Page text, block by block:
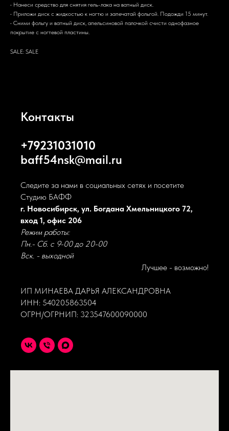
• Нанеси средство для снятия гель-лака на ватный диск.
• Приложи диск с жидкостью к ногтю и запечатай фольгой. Подожди 15 минут.
• Сними фольгу и ватный диск, апельсиновой палочкой счисти однофазное
покрытие с ногтевой пластины.
SALE: SALE
Контакты
+79231031010
baff54nsk@mail.ru
Следите за нами в социальных сетях и посетите
Студию БАФФ
г. Новосибирск, ул. Богдана Хмельницкого 72,
вход 1, офис 206
Режим работы:
Пн.- Сб. с 9-00 до 20-00
Вск. - выходной
Лучшее - возможно!
ИП МИНАЕВА ДАРЬЯ АЛЕКСАНДРОВНА
ИНН: 540205863504
ОГРН/ОГРНИП: 323547600090000